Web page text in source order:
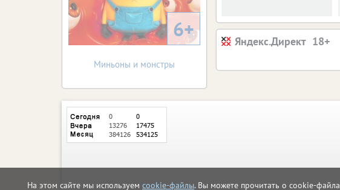
На этом сайте мы используем cookie-файлы. Вы можете прочитать о cookie-
Яндекс.Директ
6+
Миньоны и монстры